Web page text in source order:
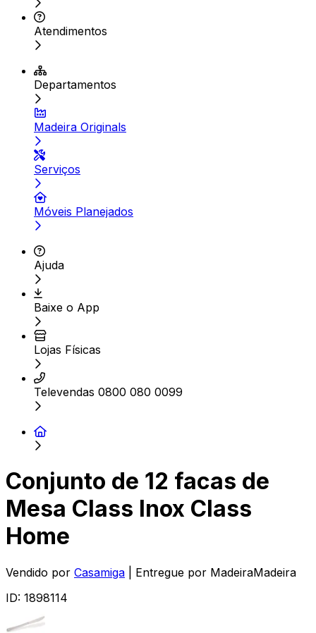
Atendimentos
Departamentos
Madeira Originals
Serviços
Móveis Planejados
Ajuda
Baixe o App
Lojas Físicas
Televendas 0800 080 0099
Conjunto de 12 facas de
Mesa Class Inox Class
Home
Vendido por Casamiga | Entregue por MadeiraMadeira
ID: 1898114